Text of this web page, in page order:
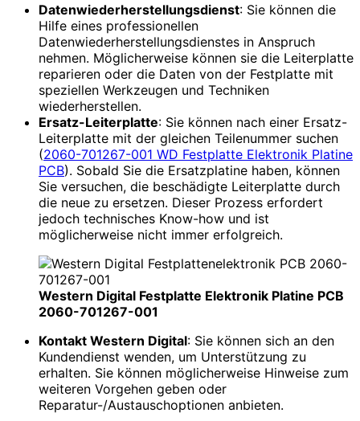
Datenwiederherstellungsdienst: Sie können die
Hilfe eines professionellen
Datenwiederherstellungsdienstes in Anspruch
nehmen. Möglicherweise können sie die Leiterplatte
reparieren oder die Daten von der Festplatte mit
speziellen Werkzeugen und Techniken
wiederherstellen.
Ersatz-Leiterplatte: Sie können nach einer Ersatz-
Leiterplatte mit der gleichen Teilenummer suchen
(2060-701267-001 WD Festplatte Elektronik Platine
PCB). Sobald Sie die Ersatzplatine haben, können
Sie versuchen, die beschädigte Leiterplatte durch
die neue zu ersetzen. Dieser Prozess erfordert
jedoch technisches Know-how und ist
möglicherweise nicht immer erfolgreich.
Western Digital Festplatte Elektronik Platine PCB
2060-701267-001
Kontakt Western Digital: Sie können sich an den
Kundendienst wenden, um Unterstützung zu
erhalten. Sie können möglicherweise Hinweise zum
weiteren Vorgehen geben oder
Reparatur-/Austauschoptionen anbieten.